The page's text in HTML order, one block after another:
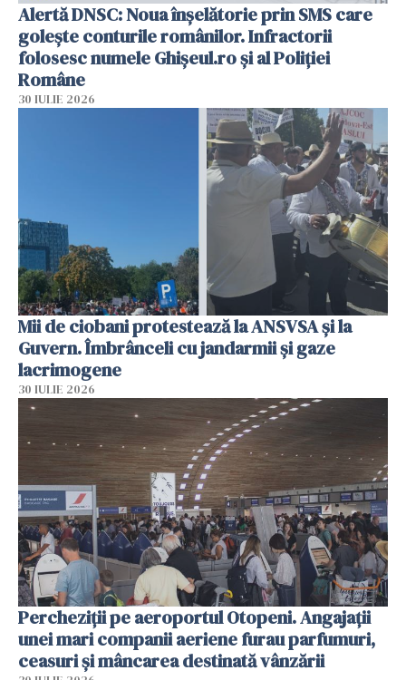
Alertă DNSC: Noua înșelătorie prin SMS care
golește conturile românilor. Infractorii
folosesc numele Ghișeul.ro și al Poliției
Române
30 IULIE 2026
Mii de ciobani protestează la ANSVSA și la
Guvern. Îmbrânceli cu jandarmii și gaze
lacrimogene
30 IULIE 2026
Percheziții pe aeroportul Otopeni. Angajații
unei mari companii aeriene furau parfumuri,
ceasuri și mâncarea destinată vânzării